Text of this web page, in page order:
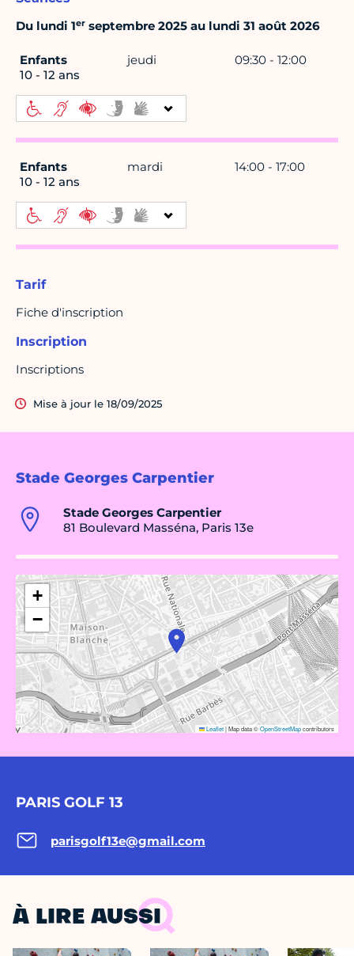
Stade Georges Carpentier
Stade Georges Carpentier
81 Boulevard Masséna, Paris 13e
+
−
Leaflet|Map data ©OpenStreetMapcontributors
PARIS GOLF 13
parisgolf13e@gmail.com
Du lundi 1er septembre 2025 au lundi 31 août 2026
Enfants
10 - 12 ans
jeudi 09:30 - 12:00
Enfants
10 - 12 ans
mardi 14:00 - 17:00
Tarif
Fiche d'inscription
Inscription
Inscriptions
Mise à jour le 18/09/2025
À LIRE AUSSI